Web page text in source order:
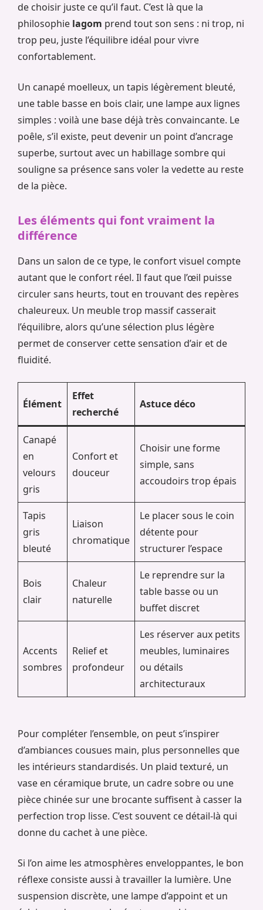
de choisir juste ce qu’il faut. C’est là que la
philosophie lagom prend tout son sens : ni trop, ni
trop peu, juste l’équilibre idéal pour vivre
confortablement.
Un canapé moelleux, un tapis légèrement bleuté,
une table basse en bois clair, une lampe aux lignes
simples : voilà une base déjà très convaincante. Le
poêle, s’il existe, peut devenir un point d’ancrage
superbe, surtout avec un habillage sombre qui
souligne sa présence sans voler la vedette au reste
de la pièce.
Les éléments qui font vraiment la
différence
Dans un salon de ce type, le confort visuel compte
autant que le confort réel. Il faut que l’œil puisse
circuler sans heurts, tout en trouvant des repères
chaleureux. Un meuble trop massif casserait
l’équilibre, alors qu’une sélection plus légère
permet de conserver cette sensation d’air et de
fluidité.
Élément
Effet
recherché
Astuce déco
Canapé
en
velours
gris
Confort et
douceur
Choisir une forme
simple, sans
accoudoirs trop épais
Tapis
gris
bleuté
Liaison
chromatique
Le placer sous le coin
détente pour
structurer l’espace
Bois
clair
Chaleur
naturelle
Le reprendre sur la
table basse ou un
buffet discret
Accents
sombres
Relief et
profondeur
Les réserver aux petits
meubles, luminaires
ou détails
architecturaux
Pour compléter l’ensemble, on peut s’inspirer
d’ambiances cousues main, plus personnelles que
les intérieurs standardisés. Un plaid texturé, un
vase en céramique brute, un cadre sobre ou une
pièce chinée sur une brocante suffisent à casser la
perfection trop lisse. C’est souvent ce détail-là qui
donne du cachet à une pièce.
Si l’on aime les atmosphères enveloppantes, le bon
réflexe consiste aussi à travailler la lumière. Une
suspension discrète, une lampe d’appoint et un